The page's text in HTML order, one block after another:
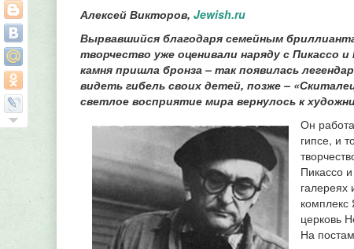
Алексей Викторов, Jewish.ru
Вырвавшийся благодаря семейным
творчество уже оценивали наряду с Пикассо
камня пришла бронза – так появилась
видеть гибель своих детей, позже –
светлое восприятие мира вернулось к
Он
гипсе, и
Пикассо
комплекс
церковь
На